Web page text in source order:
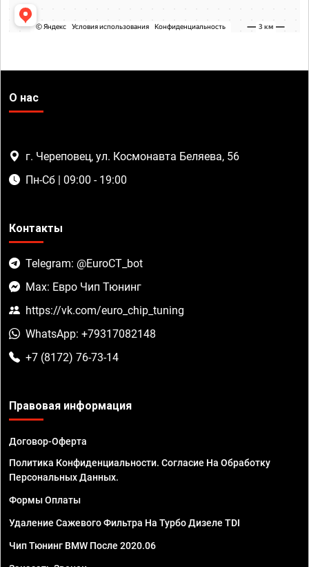
О нас
г. Череповец, ул. Космонавта Беляева, 56
Пн-Сб | 09:00 - 19:00
Контакты
Telegram: @EuroCT_bot
Max: Евро Чип Тюнинг
https://vk.com/euro_chip_tuning
WhatsApp: +79317082148
+7 (8172) 76-73-14
Правовая информация
Договор-Оферта
Политика Конфиденциальности. Согласие На Обработку
Персональных Данных.
Формы Оплаты
Удаление Сажевого Фильтра На Турбо Дизеле TDI
Чип Тюнинг BMW После 2020.06